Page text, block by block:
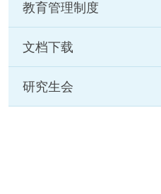
教育管理制度
文档下载
研究生会